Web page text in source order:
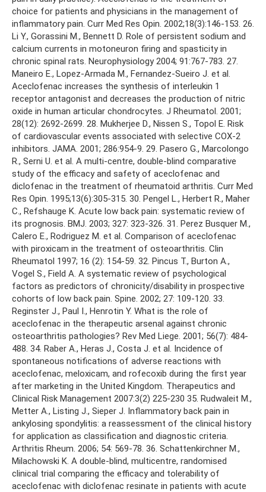
choice for patients and physicians in the management of
inflammatory pain. Curr Med Res Opin. 2002;18(3):146-153. 26.
Li Y., Gorassini M., Bennett D. Role of persistent sodium and
calcium currents in motoneuron firing and spasticity in
chronic spinal rats. Neurophysiology 2004; 91:767-783. 27.
Maneiro E., Lopez-Armada M., Fernandez-Sueiro J. et al.
Aceclofenac increases the synthesis of interleukin 1
receptor antagonist and decreases the production of nitric
oxide in human articular chondrocytes. J Rheumatol. 2001;
28(12): 2692-2699. 28. Mukherjee D., Nissen S., Topol E. Risk
of cardiovascular events associated with selective COX-2
inhibitors. JAMA. 2001; 286:954-9. 29. Pasero G., Marcolongo
R., Serni U. et al. A multi-centre, double-blind comparative
study of the efficacy and safety of aceclofenac and
diclofenac in the treatment of rheumatoid arthritis. Curr Med
Res Opin. 1995;13(6):305-315. 30. Pengel L., Herbert R., Maher
C., Refshauge K. Acute low back pain: systematic review of
its prognosis. BMJ. 2003; 327: 323-326. 31. Perez Busquer M.,
Calero E., Rodriguez M. et al. Comparison of aceclofenac
with рiroхicam in the treatment of osteoarthritis. Clin
Rheumatol 1997; 16 (2): 154-59. 32. Pincus T., Burton A.,
Vogel S., Field A. A systematic review of psychological
factors as predictors of chronicity/disability in prospective
cohorts of low back pain. Spine. 2002; 27: 109-120. 33.
Reginster J., Paul I., Henrotin Y. What is the role of
aceclofenac in the therapeutic arsenal against chronic
osteoarthritis pathologies? Rev Med Liege. 2001; 56(7): 484-
488. 34. Raber A., Heras J., Costa J. et al. Incidence of
spontaneous notifications of adverse reactions with
aceclofenac, meloxicam, and rofecoxib during the first year
after marketing in the United Kingdom. Therapeutics and
Clinical Risk Management 2007:3(2) 225-230 35. Rudwaleit M.,
Metter A., Listing J., Sieper J. Inflammatory back pain in
ankylosing spondylitis: a reassessment of the clinical history
for application as classification and diagnostic criteria.
Arthritis Rheum. 2006; 54: 569-78. 36. Schattenkirchner M.,
Milachowski K. A double-blind, multicentre, randomised
clinical trial comparing the efficacy and tolerability of
aceclofenac with diclofenac resinate in patients with acute